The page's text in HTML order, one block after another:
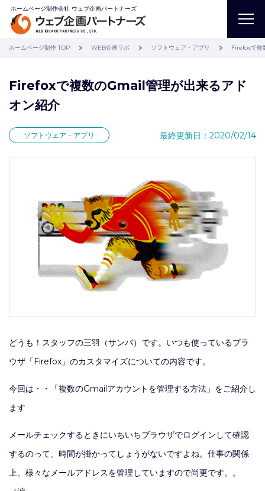
ホームページ制作会社 ウェブ企画パートナーズ
ホームページ制作 TOP WEB企画ラボ ソフトウェア・アプリ Firefoxで複
Firefoxで複数のGmail管理が出来るアド
オン紹介
ソフトウェア・アプリ 最終更新日：2020/02/14
どうも！スタッフの三羽（サンバ）です。いつも使っているブラ
ウザ「Firefox」のカスタマイズについての内容です。
今回は・・「複数のGmailアカウントを管理する方法」をご紹介し
ます
メールチェックするときにいちいちブラウザでログインして確認
するのって、時間が掛かってしょうがないですよね。仕事の関係
上、様々なメールアドレスを管理していますので尚更です。。